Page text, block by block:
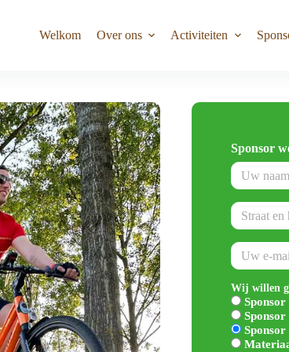
Welkom Over ons Activiteiten
Sponsor
Naam
Adres
Emailadres
Wij willen